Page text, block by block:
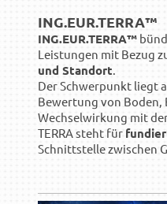
ING.EUR.TERRA™
ING.EUR.TERRA™
Leistungen mit Bezug
und Standort.
Der Schwerpunkt liegt
Bewertung von Boden,
Wechselwirkung mit
TERRA steht für
Schnittstelle zwischen